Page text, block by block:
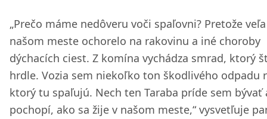
„Prečo máme nedôveru voči spaľovni? Pretože
našom meste ochorelo na rakovinu a iné choroby
dýchacích ciest. Z komína vychádza smrad, ktorý
hrdle. Vozia sem niekoľko ton škodlivého odpadu
ktorý tu spaľujú. Nech ten Taraba príde sem bývať
pochopí, ako sa žije v našom meste,“ vysvetľuje